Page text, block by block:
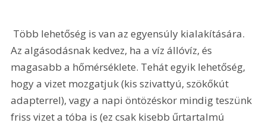
Az algásodásnak kedvez, ha a víz állóvíz, és
magasabb a hőmérséklete. Tehát egyik lehetőség,
hogy a vizet mozgatjuk (kis szivattyú, szökőkút
adapterrel), vagy a napi öntözéskor mindig teszünk
friss vizet a tóba is (ez csak kisebb űrtartalmú